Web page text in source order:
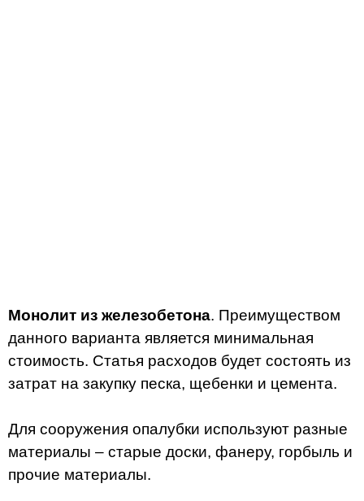
Монолит из железобетона. Преимуществом
данного варианта является минимальная
стоимость. Статья расходов будет состоять из
затрат на закупку песка, щебенки и цемента.
Для сооружения опалубки используют разные
материалы – старые доски, фанеру, горбыль и
прочие материалы.